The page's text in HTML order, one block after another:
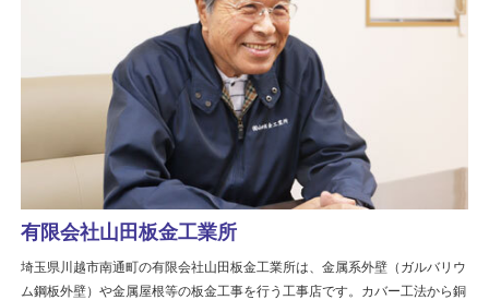
有限会社山田板金工業所
埼玉県川越市南通町の有限会社山田板金工業所は、金属系外壁（ガルバリウ
ム鋼板外壁）や金属屋根等の板金工事を行う工事店です。カバー工法から銅